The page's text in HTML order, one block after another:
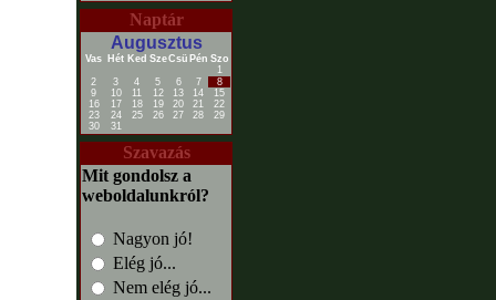
Naptár
Augusztus
Vas Hét Ked SzeCsü Pén Szo
1
2
3 4 5 6 7
8
9
10 11 12 13 14
15
16
17 18 19 20 21
22
23
24 25 26 27 28
29
30
31
Szavazás
Mit gondolsz a
weboldalunkról?
Nagyon jó!
Elég jó...
Nem elég jó...